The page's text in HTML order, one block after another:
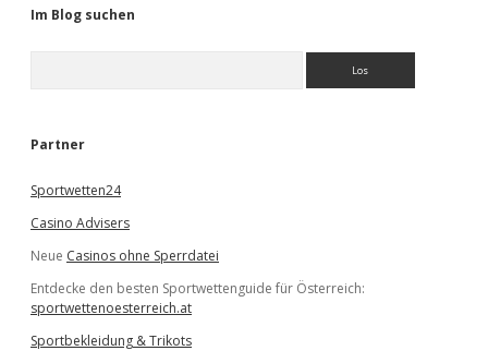
Im Blog suchen
e
Partner
Sportwetten24
Casino Advisers
Neue Casinos ohne Sperrdatei
Entdecke den besten Sportwettenguide für Österreich:
sportwettenoesterreich.at
Sportbekleidung & Trikots